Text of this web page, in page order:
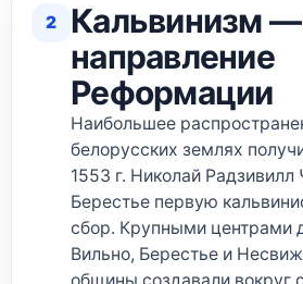
2
Кальвинизм —
направление
Реформации
Наибольшее
белорусских землях
1553 г. Николай
Берестье первую
сбор. Крупными центрами
Вильно, Берестье и